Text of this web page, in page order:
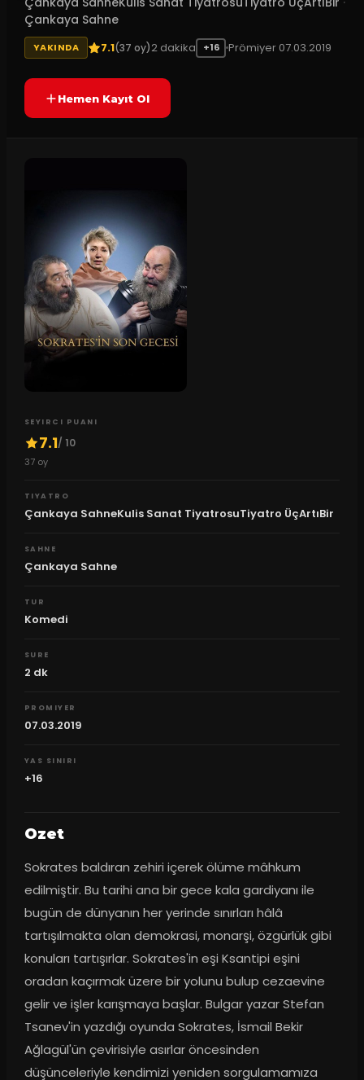
Çankaya Sahne
YAKINDA 7.1(37 oy)2 dakika +16 Prömiyer 07.03.2019
Hemen Kayıt Ol
SEYIRCI PUANI
7.1/ 10
37oy
TIYATRO
Çankaya SahneKulis Sanat TiyatrosuTiyatro ÜçArtıBir
SAHNE
Çankaya Sahne
TUR
Komedi
SURE
2 dk
PROMIYER
07.03.2019
YAS SINIRI
+16
Ozet
Sokrates baldıran zehiri içerek ölüme mâhkum
edilmiştir. Bu tarihi ana bir gece kala gardiyanı ile
bugün de dünyanın her yerinde sınırları hâlâ
tartışılmakta olan demokrasi, monarşi, özgürlük gibi
konuları tartışırlar. Sokrates'in eşi Ksantipi eşini
oradan kaçırmak üzere bir yolunu bulup cezaevine
gelir ve işler karışmaya başlar. Bulgar yazar Stefan
Tsanev'in yazdığı oyunda Sokrates, İsmail Bekir
Ağlagül'ün çevirisiyle asırlar öncesinden
düşünceleriyle kendimizi yeniden sorgulamamıza